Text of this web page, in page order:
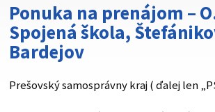
Ponuka na prenájom –
Spojená škola,
Bardejov
Prešovský samosprávny kraj ( ďalej len